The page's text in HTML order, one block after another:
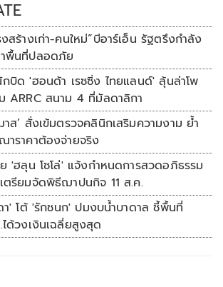
ร้างเก่า-คนใหม่”บีอาร์เอ็น รัฐตรึงกำลัง
พื้นที่ปลอดภัย
บิด 'ฮอนด้า เรซซิ่ง ไทยแลนด์' ลุ้นล่าโพ
ARRC สนาม 4 ที่มัลดาลิกา
าส’ สั่งเข้มตรวจคลินิกเสริมความงาม ย้ำ
าราคาต้องจ่ายจริง
'ฮลุน โซโล่' แจ้งกำหนดการสวดอภิธรรม
ตรียมจัดพิธีฌาปนกิจ 11 ส.ค.
' โต้ 'รักชนก' ปมงบน้ำบาดาล ชี้พื้นที่
ด้วงเงินเฉลี่ยสูงสุด